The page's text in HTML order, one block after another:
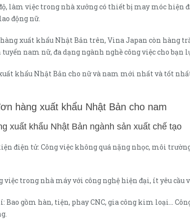
làm việc trong nhà xưởng có thiết bị may móc hiện
động nữ.
hàng xuất khẩu Nhật Bản trên, Vina Japan còn hàng
tuyển nam nữ, đa dạng ngành nghề công việc cho bạn
khẩu Nhật Bản cho nữ và nam mới nhất và tốt
hàng xuất khẩu Nhật Bản cho nam
xuất khẩu Nhật Bản ngành sản xuất chế tạo
điện tử: Công việc không quá nặng nhọc, môi
việc trong nhà máy với công nghệ hiện đại, ít yêu
Bao gồm hàn, tiện, phay CNC, gia công kim loại…